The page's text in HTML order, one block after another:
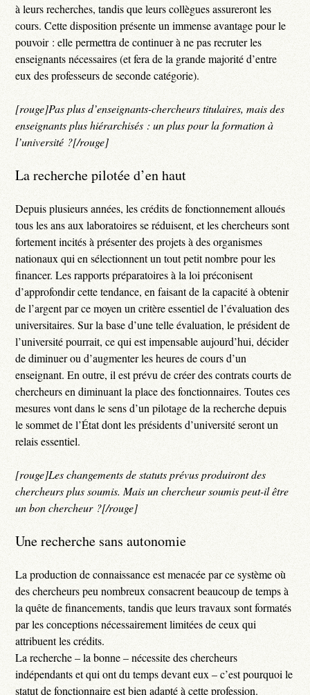
à leurs recherches, tandis que leurs collègues assureront les
cours. Cette disposition présente un immense avantage pour le
pouvoir : elle permettra de continuer à ne pas recruter les
enseignants nécessaires (et fera de la grande majorité d’entre
eux des professeurs de seconde catégorie).
[rouge]Pas plus d’enseignants-chercheurs titulaires, mais des
enseignants plus hiérarchisés : un plus pour la formation à
l’université ?[/rouge]
La recherche pilotée d’en haut
Depuis plusieurs années, les crédits de fonctionnement alloués
tous les ans aux laboratoires se réduisent, et les chercheurs sont
fortement incités à présenter des projets à des organismes
nationaux qui en sélectionnent un tout petit nombre pour les
financer. Les rapports préparatoires à la loi préconisent
d’approfondir cette tendance, en faisant de la capacité à obtenir
de l’argent par ce moyen un critère essentiel de l’évaluation des
universitaires. Sur la base d’une telle évaluation, le président de
l’université pourrait, ce qui est impensable aujourd’hui, décider
de diminuer ou d’augmenter les heures de cours d’un
enseignant. En outre, il est prévu de créer des contrats courts de
chercheurs en diminuant la place des fonctionnaires. Toutes ces
mesures vont dans le sens d’un pilotage de la recherche depuis
le sommet de l’État dont les présidents d’université seront un
relais essentiel.
[rouge]Les changements de statuts prévus produiront des
chercheurs plus soumis. Mais un chercheur soumis peut-il être
un bon chercheur ?[/rouge]
Une recherche sans autonomie
La production de connaissance est menacée par ce système où
des chercheurs peu nombreux consacrent beaucoup de temps à
la quête de financements, tandis que leurs travaux sont formatés
par les conceptions nécessairement limitées de ceux qui
attribuent les crédits.
La recherche – la bonne – nécessite des chercheurs
indépendants et qui ont du temps devant eux – c’est pourquoi le
statut de fonctionnaire est bien adapté à cette profession.